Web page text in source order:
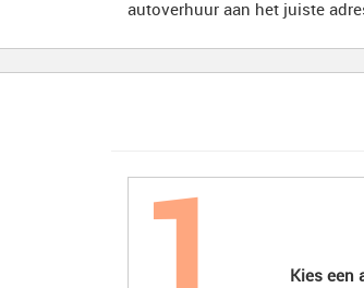
autoverhuur aan het juiste
Kies een